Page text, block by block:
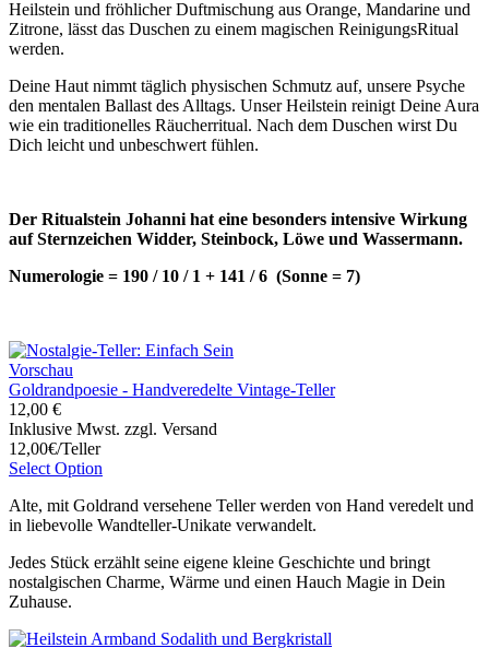
Heilstein und fröhlicher Duftmischung aus Orange, Mandarine und
Zitrone, lässt das Duschen zu einem magischen ReinigungsRitual
werden.
Deine Haut nimmt täglich physischen Schmutz auf, unsere Psyche
den mentalen Ballast des Alltags. Unser Heilstein reinigt Deine Aura
wie ein traditionelles Räucherritual. Nach dem Duschen wirst Du
Dich leicht und unbeschwert fühlen.
Der Ritualstein Johanni hat eine besonders intensive Wirkung
auf Sternzeichen Widder, Steinbock, Löwe und Wassermann.
Numerologie = 190 / 10 / 1 + 141 / 6 (Sonne = 7)
Vorschau
Goldrandpoesie - Handveredelte Vintage-Teller
12,00 €
Inklusive Mwst. zzgl. Versand
12,00€/Teller
Select Option
Alte, mit Goldrand versehene Teller werden von Hand veredelt und
in liebevolle Wandteller-Unikate verwandelt.
Jedes Stück erzählt seine eigene kleine Geschichte und bringt
nostalgischen Charme, Wärme und einen Hauch Magie in Dein
Zuhause.